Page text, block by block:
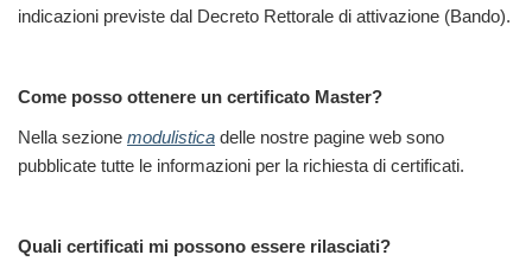
indicazioni previste dal Decreto Rettorale di attivazione (Bando).
Come posso ottenere un certificato Master?
Nella sezione modulistica delle nostre pagine web sono
pubblicate tutte le informazioni per la richiesta di certificati.
Quali certificati mi possono essere rilasciati?